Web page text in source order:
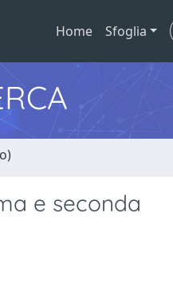
Home Sfoglia
e seconda